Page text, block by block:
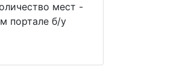
мест -
портале б/у